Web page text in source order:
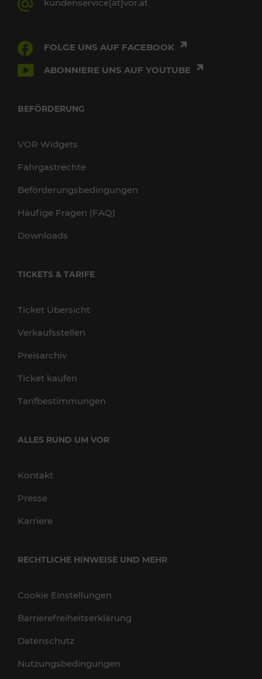
kundenservice[at]vor.at
FOLGE UNS AUF FACEBOOK
ABONNIERE UNS AUF YOUTUBE
BEFÖRDERUNG
VOR Widgets
Fahrgastrechte
Beförderungsbedingungen
Häufige Fragen (FAQ)
Downloads
TICKETS & TARIFE
Ticket Übersicht
Verkaufsstellen
Preisarchiv
Ticket kaufen
Tarifbestimmungen
ALLES RUND UM VOR
Kontakt
Presse
Karriere
RECHTLICHE HINWEISE UND MEHR
Cookie Einstellungen
Barrierefreiheitserklärung
Datenschutz
Nutzungsbedingungen